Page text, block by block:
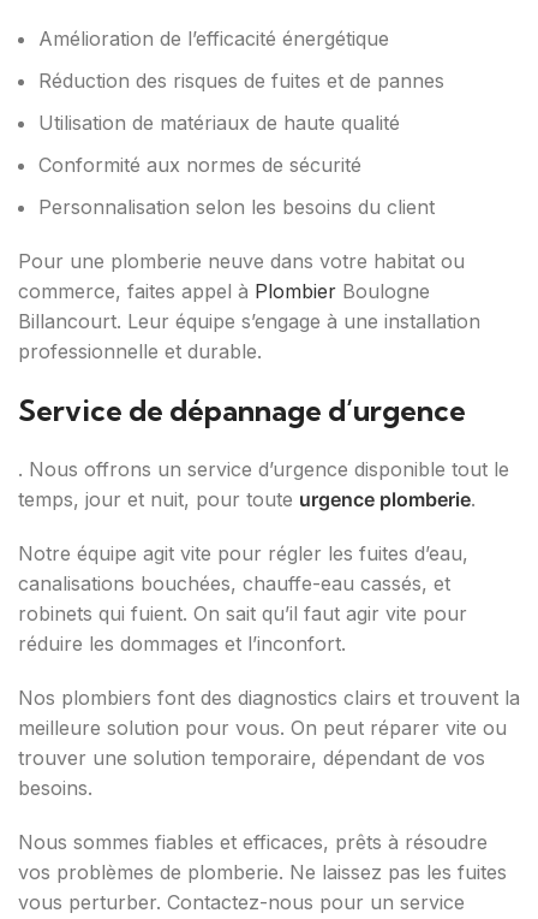
Amélioration de l’efficacité énergétique
Réduction des risques de fuites et de pannes
Utilisation de matériaux de haute qualité
Conformité aux normes de sécurité
Personnalisation selon les besoins du client
Pour une plomberie neuve dans votre habitat ou
commerce, faites appel à Plombier Boulogne
Billancourt. Leur équipe s’engage à une installation
professionnelle et durable.
Service de dépannage d’urgence
. Nous offrons un service d’urgence disponible tout le
temps, jour et nuit, pour toute urgence plomberie.
Notre équipe agit vite pour régler les fuites d’eau,
canalisations bouchées, chauffe-eau cassés, et
robinets qui fuient. On sait qu’il faut agir vite pour
réduire les dommages et l’inconfort.
Nos plombiers font des diagnostics clairs et trouvent la
meilleure solution pour vous. On peut réparer vite ou
trouver une solution temporaire, dépendant de vos
besoins.
Nous sommes fiables et efficaces, prêts à résoudre
vos problèmes de plomberie. Ne laissez pas les fuites
vous perturber. Contactez-nous pour un service